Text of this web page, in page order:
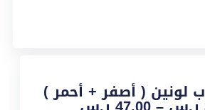
لونين ( أصفر + أحمر )